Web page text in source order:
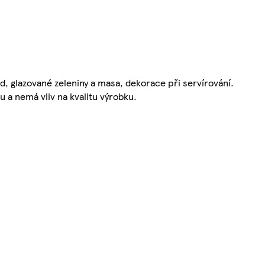
glazované zeleniny a masa, dekorace při servírování.
a nemá vliv na kvalitu výrobku.